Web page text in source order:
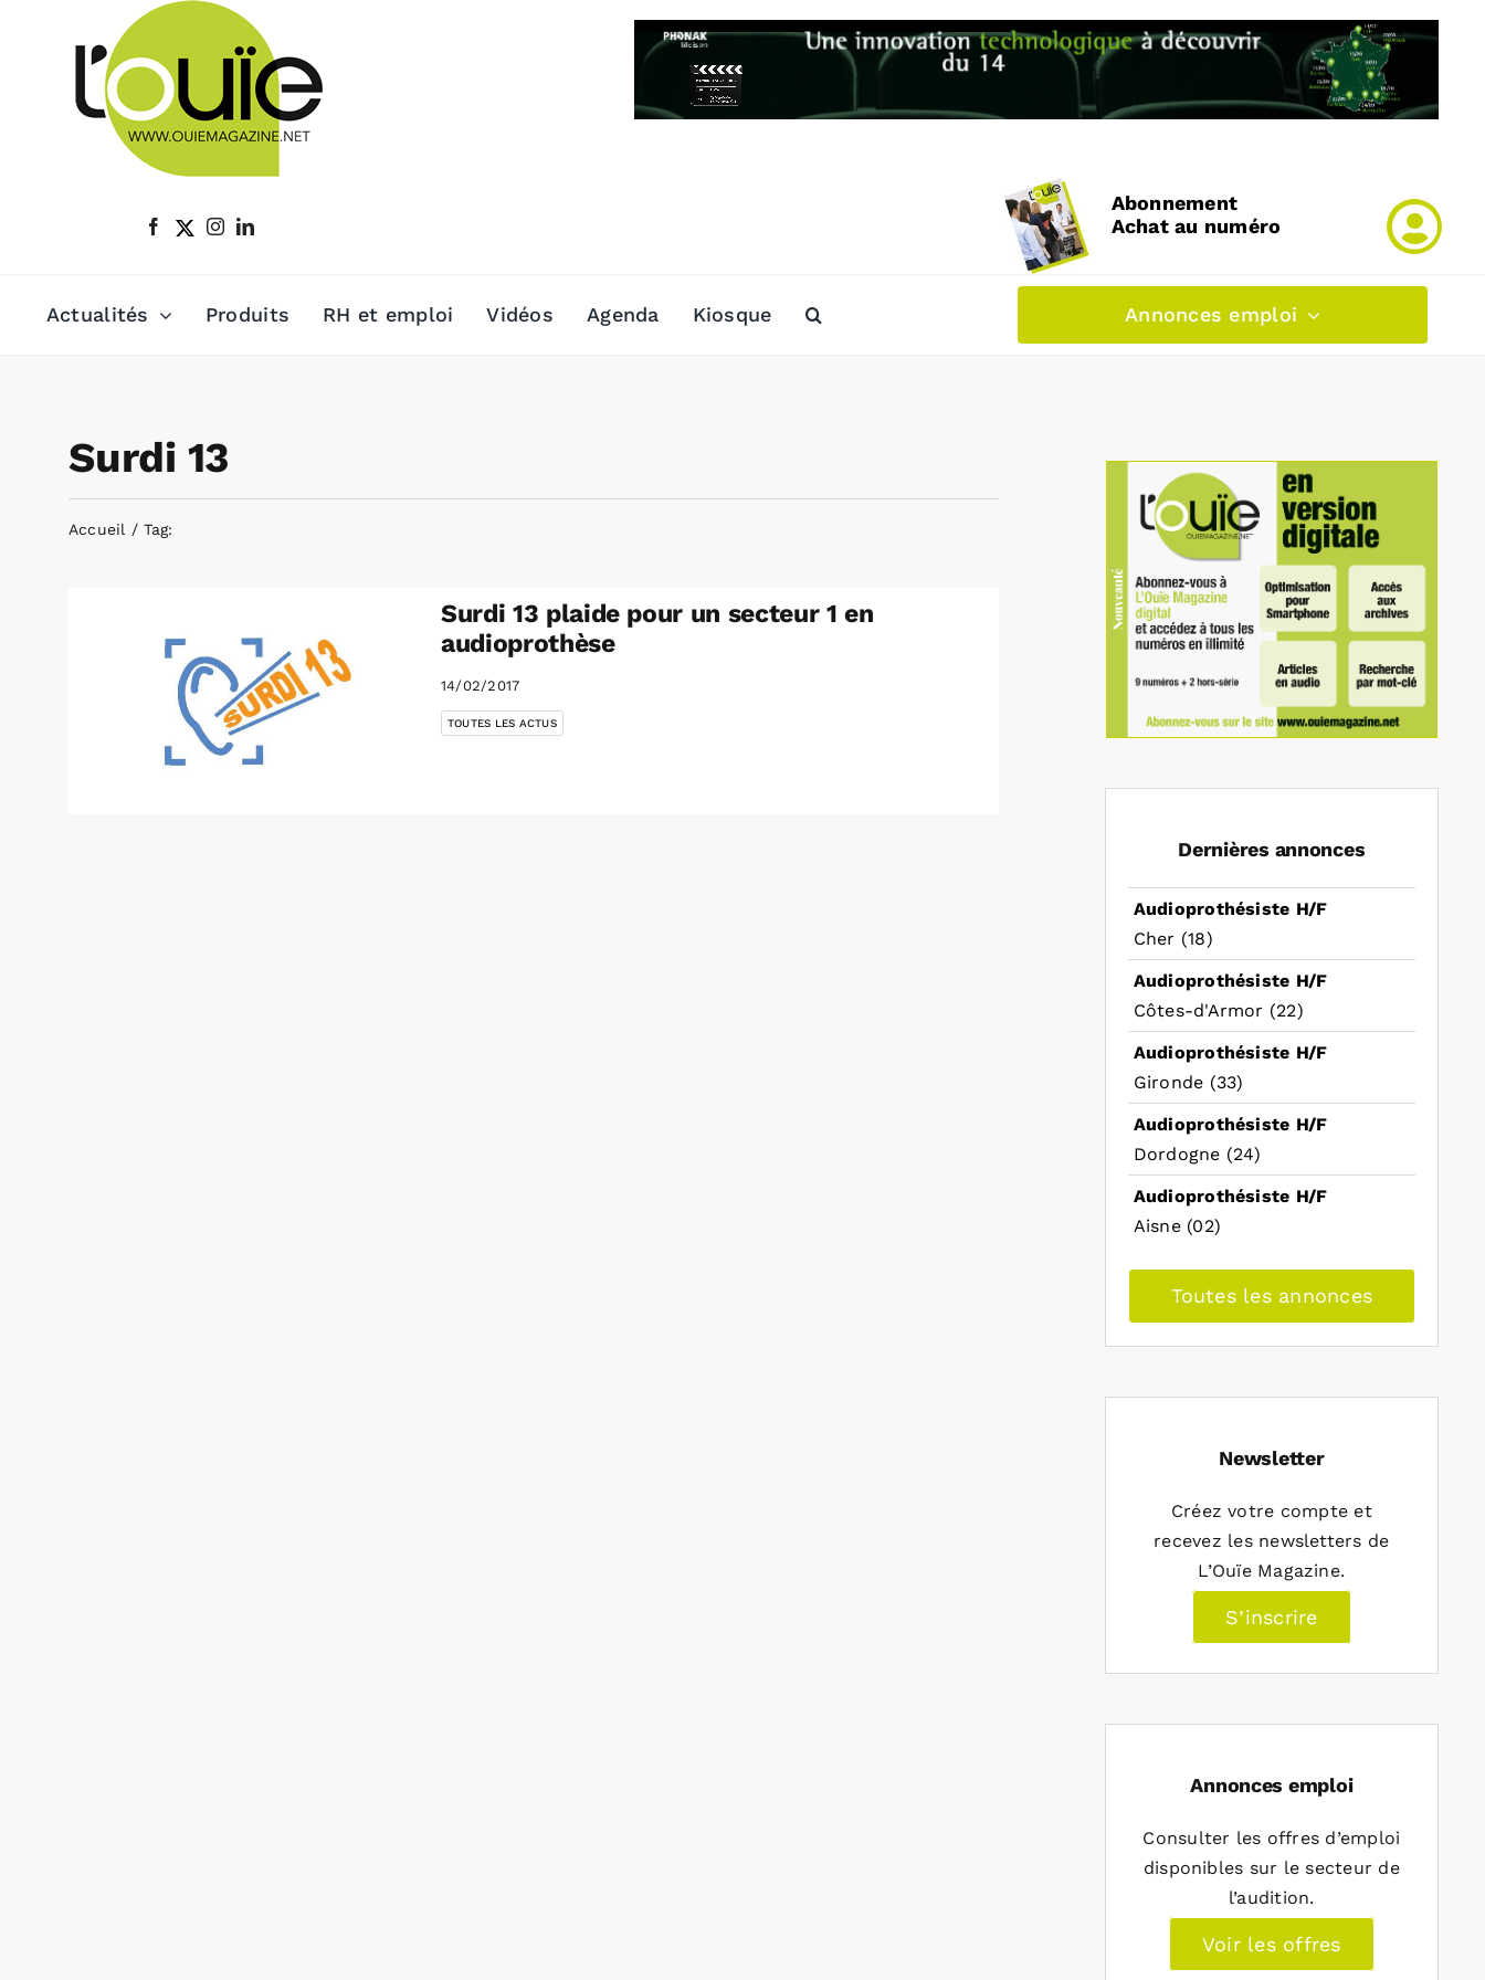
Abonnement
Achat au numéro
Actualités Produits RH et emploi Vidéos Agenda Kiosque Annonces emploi
Surdi 13
Accueil Tag:
Surdi 13 plaide pour un secteur 1 en
audioprothèse
14/02/2017
TOUTES LES ACTUS
Dernières annonces
Audioprothésiste H/F
Cher (18)
Audioprothésiste H/F
Côtes-d'Armor (22)
Audioprothésiste H/F
Gironde (33)
Audioprothésiste H/F
Dordogne (24)
Audioprothésiste H/F
Aisne (02)
Toutes les annonces
Newsletter
Créez votre compte et
recevez les newsletters de
L’Ouïe Magazine.
S’inscrire
Annonces emploi
Consulter les offres d’emploi
disponibles sur le secteur de
l’audition.
Voir les offres